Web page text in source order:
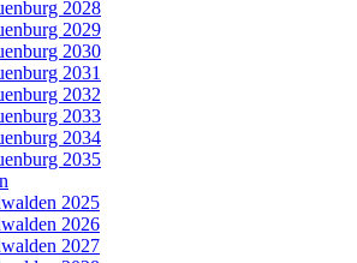
2028
2029
2030
2031
2032
2033
2034
2035
2025
2026
2027